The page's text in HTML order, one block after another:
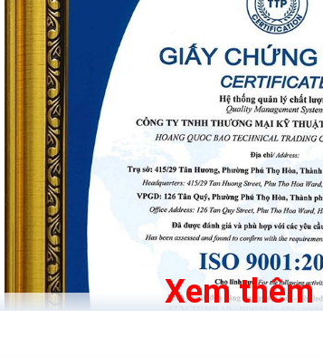
Xem thêm